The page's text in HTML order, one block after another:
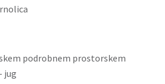
podrobnem prostorskem
jug